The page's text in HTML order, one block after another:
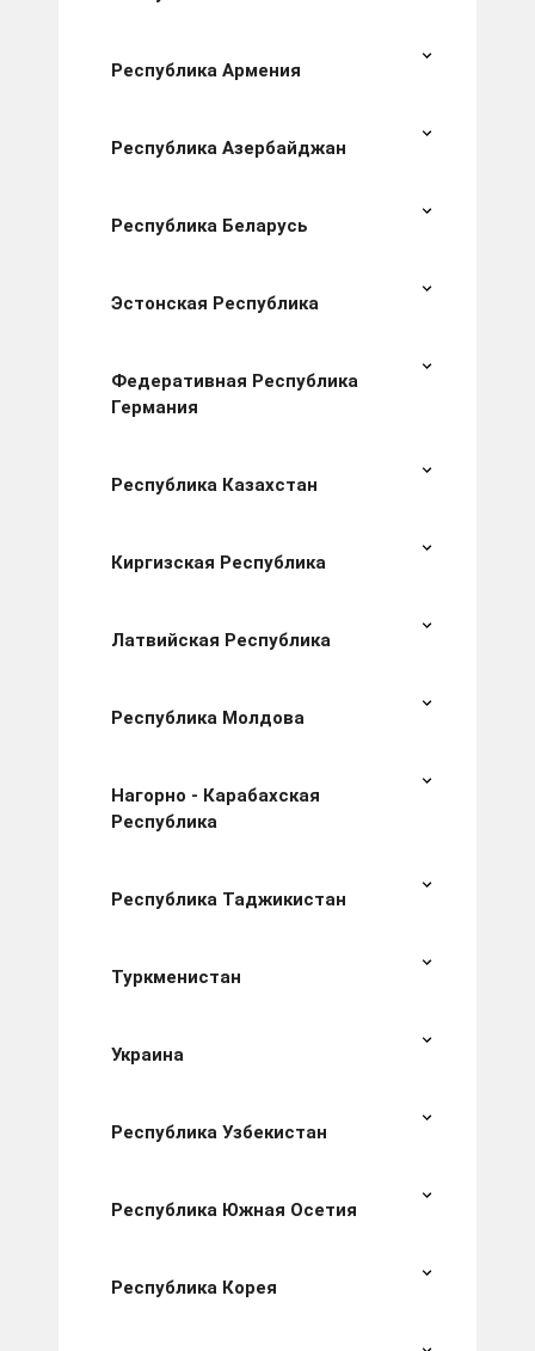
Республика Армения
Республика Азербайджан
Республика Беларусь
Эстонская Республика
Федеративная Республика
Германия
Республика Казахстан
Киргизская Республика
Латвийская Республика
Республика Молдова
Нагорно - Карабахская
Республика
Республика Таджикистан
Туркменистан
Украина
Республика Узбекистан
Республика Южная Осетия
Республика Корея